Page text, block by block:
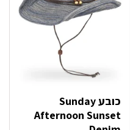
כובע Sunday
Afternoon Sunset